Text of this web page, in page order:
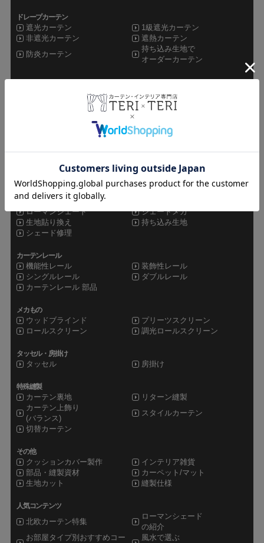
ドレープカーテン
遮光カーテン
1級遮光カーテン
非遮光カーテン
遮熱カーテン
防炎カーテン
持ち込み生地で
オーダーカーテン
非ミラーレース
遮像レース
シャワーカーテン
オーダーカーテン
既製品カーテン
カフェカーテン
シェード
ローマンシェード
シェードメカ
生地貼り換え
持ち込み生地
シェード修理
カーテンレール
機能性レール
装飾性レール
シングルレール
ダブルレール
カーテンレール 部品
メカもの
ウッドブラインド
プリーツスクリーン
ロールスクリーン
調光ロールスクリーン
タッセル・房掛け
タッセル 房掛け
特殊縫製
カーテン裏地
リターン縫製
カーテン上飾り
(バランス)
スタイルカーテン
切替カーテン
その他
クッションカバー製作
インテリア雑貨
部品・縫製資材
カーペット/マット
生地カット
縫製仕様
人気コンテンツ
北欧カーテン特集
ローマンシェード
の紹介
お部屋タイプ別おすすめコー
風水で選ぶ